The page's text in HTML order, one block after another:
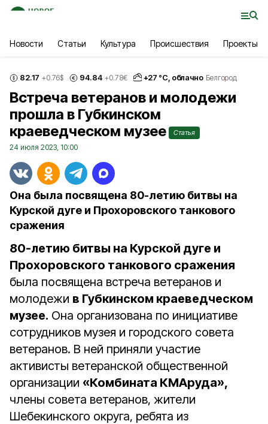
Новости Статьи Культура Происшествия Проекты
82.17 +0.76$ 94.84 +0.78€ +27 °С, облачно Белгород
Встреча ветеранов и молодежи
прошла в Губкинском
краеведческом музее
Статья
24 июля 2023, 10:00
Она была посвящена 80-летию битвы на
Курской дуге и Прохоровского танкового
сражения
80-летию битвы на Курской дуге и
Прохоровского танкового сражения
была посвящена встреча ветеранов и
молодежи в Губкинском краеведческом
музее. Она организована по инициативе
сотрудников музея и городского совета
ветеранов. В ней приняли участие
активисты ветеранской общественной
организации «Комбината КМАруда»,
члены совета ветеранов, жители
Шебекинского округа, ребята из